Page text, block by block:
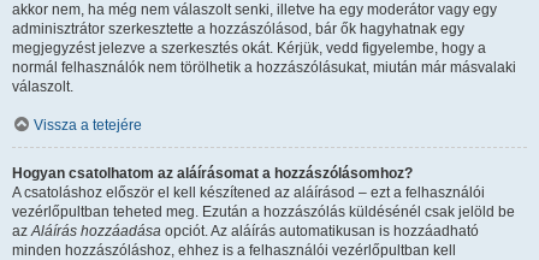
akkor nem, ha még nem válaszolt senki, illetve ha egy moderátor vagy egy
adminisztrátor szerkesztette a hozzászólásod, bár ők hagyhatnak egy
megjegyzést jelezve a szerkesztés okát. Kérjük, vedd figyelembe, hogy a
normál felhasználók nem törölhetik a hozzászólásukat, miután már másvalaki
válaszolt.
Vissza a tetejére
Hogyan csatolhatom az aláírásomat a hozzászólásomhoz?
A csatoláshoz először el kell készítened az aláírásod – ezt a felhasználói
vezérlőpultban teheted meg. Ezután a hozzászólás küldésénél csak jelöld be
azAláírás hozzáadása opciót. Az aláírás automatikusan is hozzáadható
minden hozzászóláshoz, ehhez is a felhasználói vezérlőpultban kell